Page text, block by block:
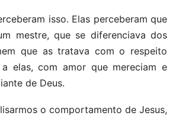
isso. Elas perceberam que
mestre, que se diferenciava dos
que as tratava com o respeito
elas, com amor que mereciam e
de Deus.
o comportamento de Jesus,